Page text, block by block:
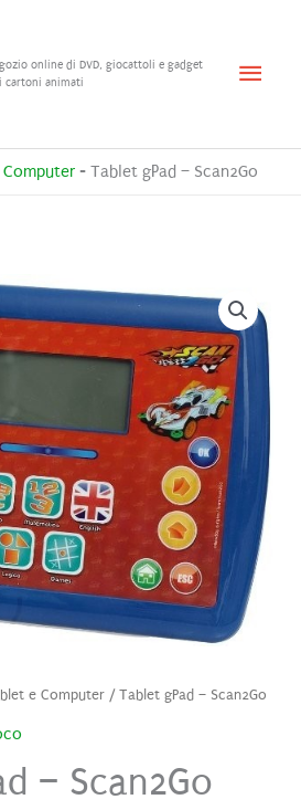
online di DVD, giocattoli e gadget
cartoni animati
Menu
- Tablet gPad – Scan2Go
e Computer/ Tablet gPad – Scan2Go
– Scan2Go